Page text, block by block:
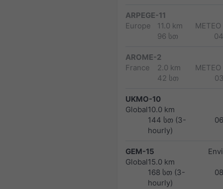
ARPEGE-11
Europe
11.0 km
96 სთ
AROME-2
France
2.0 km
42 სთ
UKMO-10
Global10.0 km
144 სთ (3-
hourly)
GEM-15
Global15.0 km
168 სთ (3-
hourly)